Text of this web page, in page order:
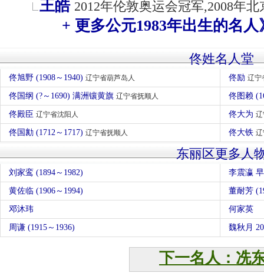
王皓 2012年伦敦奥运会冠军,2008年
+ 更多公元1983年出生的名人
佟姓名人堂
佟旭野 (1908～1940) 辽宁省葫芦岛人 佟励 辽宁
佟国纲 (?～1690) 满洲镶黄旗 辽宁省抚顺人 佟图赖
佟殿臣 辽宁省沈阳人 佟大为
佟国勷 (1712～1717) 辽宁省抚顺人 佟大铁
东丽区更多人
刘家鸾 (1894～1982) 李震瀛
黄佐临 (1906～1994) 董耐芳
邓沐玮 何家英
周谦 (1915～1936)
下一名人：冼